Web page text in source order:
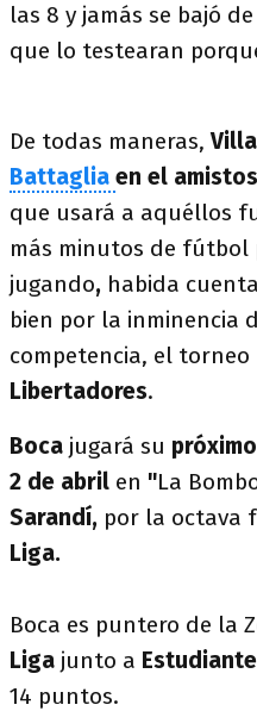
las 8 y jamás se bajó
que lo testearan
De todas maneras,
Battaglia en el
que usará a aquéllos
más minutos de fútbol
jugando, habida
bien por la inminencia
competencia, el torneo
Libertadores.
Boca jugará su
2 de abril en "La
Sarandí, por la octava
Liga.
Boca es puntero de la
Liga junto a
14 puntos.